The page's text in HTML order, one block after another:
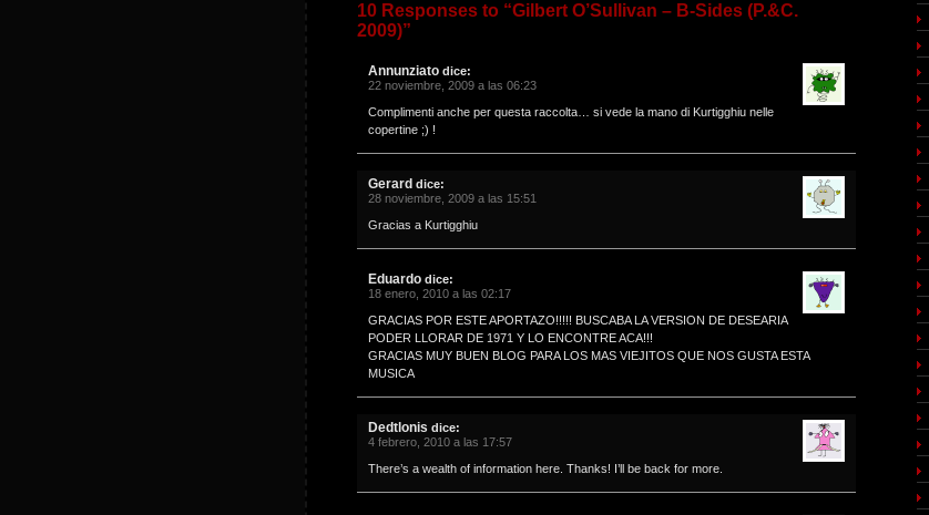
10 Responses to “Gilbert O’Sullivan – B-Sides (P.&C.
2009)”
Annunziato dice:
22 noviembre, 2009 a las 06:23
Complimenti anche per questa raccolta… si vede la mano di Kurtigghiu nelle
copertine ;) !
Gerard dice:
28 noviembre, 2009 a las 15:51
Gracias a Kurtigghiu
Eduardo dice:
18 enero, 2010 a las 02:17
GRACIAS POR ESTE APORTAZO!!!!! BUSCABA LA VERSION DE DESEARIA
PODER LLORAR DE 1971 Y LO ENCONTRE ACA!!!
GRACIAS MUY BUEN BLOG PARA LOS MAS VIEJITOS QUE NOS GUSTA ESTA
MUSICA
Dedtlonis dice:
4 febrero, 2010 a las 17:57
There’s a wealth of information here. Thanks! I’ll be back for more.